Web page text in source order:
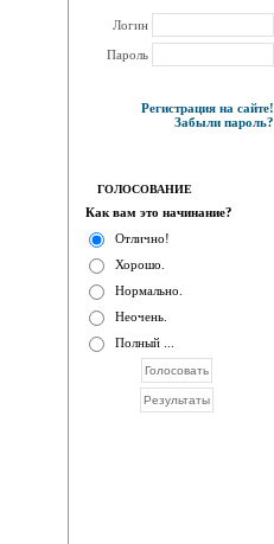
Логин
Пароль
Регистрация на сайте!
Забыли пароль?
ГОЛОСОВАНИЕ
Как вам это начинание?
Отлично!
Хорошо.
Нормально.
Неочень.
Полный ...